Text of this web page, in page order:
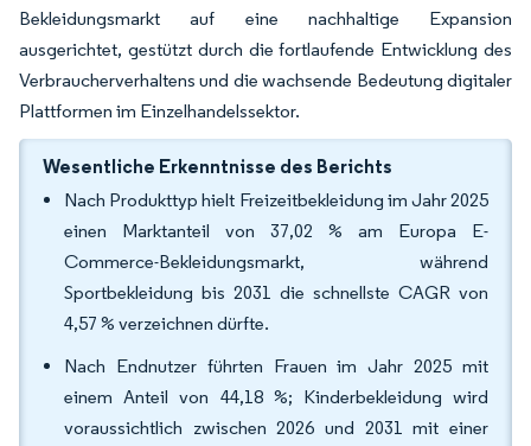
Bekleidungsmarkt auf eine nachhaltige Expansion
ausgerichtet, gestützt durch die fortlaufende Entwicklung des
Verbraucherverhaltens und die wachsende Bedeutung digitaler
Plattformen im Einzelhandelssektor.
Wesentliche Erkenntnisse des Berichts
Nach Produkttyp hielt Freizeitbekleidung im Jahr 2025
einen Marktanteil von 37,02 % am Europa E-
Commerce-Bekleidungsmarkt, während
Sportbekleidung bis 2031 die schnellste CAGR von
4,57 % verzeichnen dürfte.
Nach Endnutzer führten Frauen im Jahr 2025 mit
einem Anteil von 44,18 %; Kinderbekleidung wird
voraussichtlich zwischen 2026 und 2031 mit einer